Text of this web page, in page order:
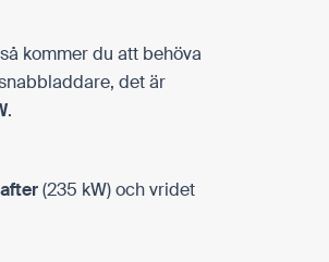
kommer du att behöva
det är
.
(235 kW) och vridet